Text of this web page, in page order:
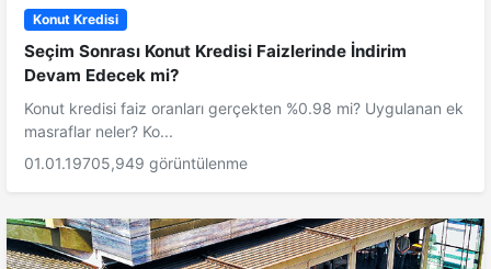
Konut Kredisi
Seçim Sonrası Konut Kredisi Faizlerinde İndirim
Devam Edecek mi?
Konut kredisi faiz oranları gerçekten %0.98 mi? Uygulanan ek
masraflar neler? Ko...
01.01.19705,949 görüntülenme